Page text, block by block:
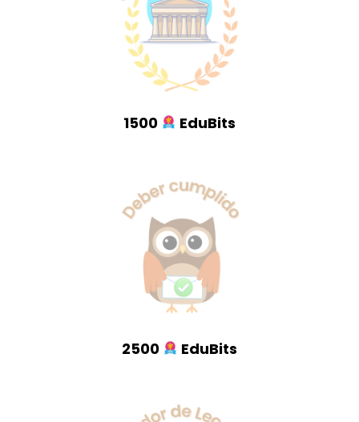
1500 EduBits
2500 EduBits